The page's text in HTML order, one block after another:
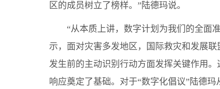
区的成员树立了榜样。”陆德玛说。
“从本质上讲，数字计划为我们的全面
示，面对灾害多发地区，国际救灾和发展
发生前的主动识别行动方面发挥关键作用
响应奠定了基础。对于“数字化倡议”陆德